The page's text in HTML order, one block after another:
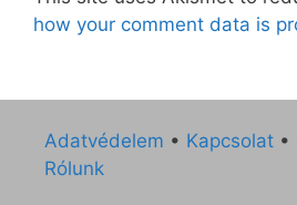
how your comment data is
Adatvédelem • Kapcsolat •
Rólunk